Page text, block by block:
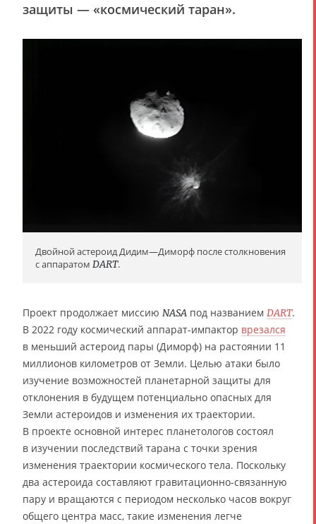
защиты — «космический таран».
Двойной астероид Дидим—Диморф после столкновения
с аппаратом DART.
Проект продолжает миссию NASA под названием DART.
В 2022 году космический аппарат-импактор врезался
в меньший астероид пары (Диморф) на растоянии 11
миллионов километров от Земли. Целью атаки было
изучение возможностей планетарной защиты для
отклонения в будущем потенциально опасных для
Земли астероидов и изменения их траектории.
В проекте основной интерес планетологов состоял
в изучении последствий тарана с точки зрения
изменения траектории космического тела. Поскольку
два астероида составляют гравитационно-связанную
пару и вращаются с периодом несколько часов вокруг
общего центра масс, такие изменения легче